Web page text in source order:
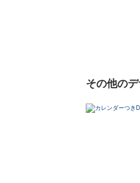
その他の